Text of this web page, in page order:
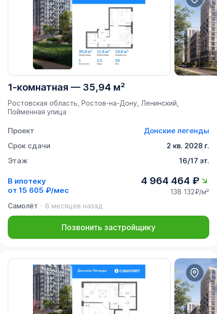
1-комнатная — 35,94 м²
Ростовская область, Ростов-на-Дону, Ленинский,
Пойменная улица
Проект
Донские легенды
Срок сдачи
2 кв. 2028 г.
Этаж
16/17 эт.
В ипотеку
от 15 605 ₽/мес
4 964 464 ₽
138 132₽/м²
Самолёт
6 месяцев назад
Позвонить застройщику